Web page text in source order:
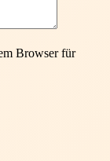
Browser für